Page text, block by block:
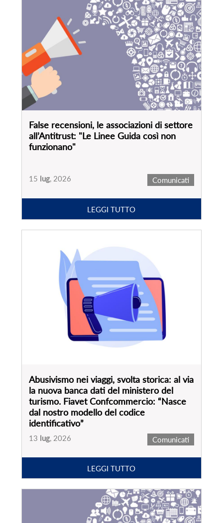
False recensioni, le associazioni di settore
all’Antitrust: "Le Linee Guida così non
funzionano"
15 lug, 2026 Comunicati
LEGGI TUTTO
Abusivismo nei viaggi, svolta storica: al via
la nuova banca dati del ministero del
turismo. Fiavet Confcommercio: “Nasce
dal nostro modello del codice
identificativo”
13 lug, 2026 Comunicati
LEGGI TUTTO